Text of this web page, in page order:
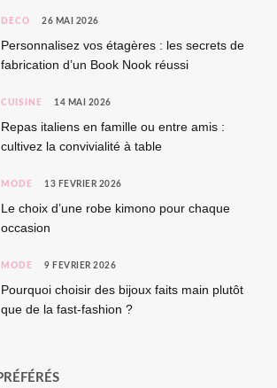
DÉCO 26 MAI 2026
Personnalisez vos étagères : les secrets de
fabrication d’un Book Nook réussi
CUISINE 14 MAI 2026
Repas italiens en famille ou entre amis :
cultivez la convivialité à table
MODE 13 FÉVRIER 2026
Le choix d’une robe kimono pour chaque
occasion
MODE 9 FÉVRIER 2026
Pourquoi choisir des bijoux faits main plutôt
que de la fast-fashion ?